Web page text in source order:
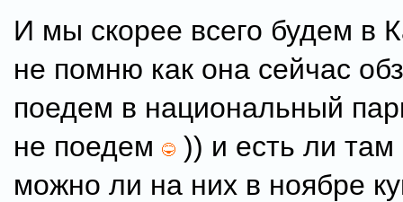
И мы скорее всего будем в
не помню как она сейчас
поедем в национальный
не поедем
)) и есть ли
можно ли на них в ноябре